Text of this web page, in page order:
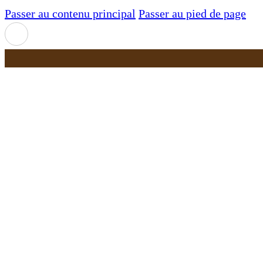
Passer au contenu principal Passer au pied de page